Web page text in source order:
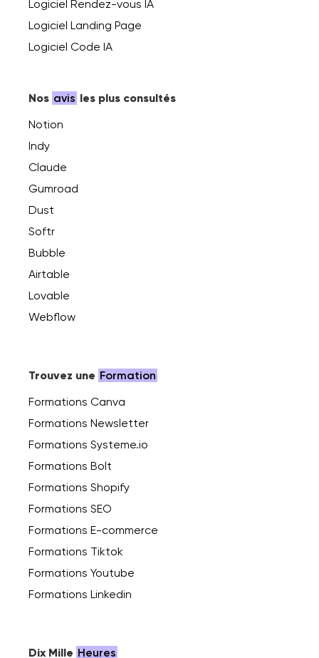
Logiciel Rendez-vous IA
Logiciel Landing Page
Logiciel Code IA
Nos avis les plus consultés
Notion
Indy
Claude
Gumroad
Dust
Softr
Bubble
Airtable
Lovable
Webflow
Trouvez une Formation
Formations Canva
Formations Newsletter
Formations Systeme.io
Formations Bolt
Formations Shopify
Formations SEO
Formations E-commerce
Formations Tiktok
Formations Youtube
Formations Linkedin
Dix Mille Heures